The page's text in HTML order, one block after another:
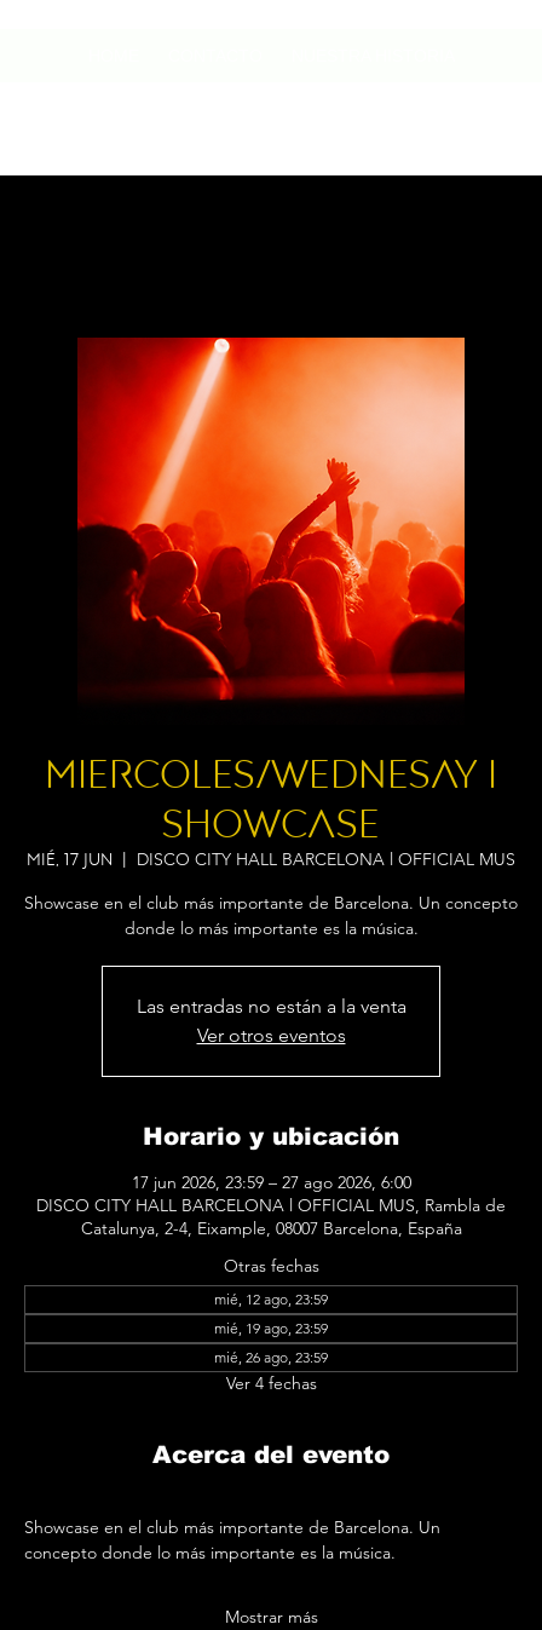
MIERCOLES/WEDNESAY I
showcase
mié, 17 jun
DISCO CITY HALL BARCELONA l OFFICIAL MUS
Showcase en el club más importante de Barcelona. Un concepto
donde lo más importante es la música.
Las entradas no están a la venta
Ver otros eventos
Horario y ubicación
17 jun 2026, 23:59 – 27 ago 2026, 6:00
DISCO CITY HALL BARCELONA l OFFICIAL MUS, Rambla de
Catalunya, 2-4, Eixample, 08007 Barcelona, España
Otras fechas
mié, 12 ago, 23:59
mié, 19 ago, 23:59
mié, 26 ago, 23:59
Ver 4 fechas
Acerca del evento
Showcase en el club más importante de Barcelona. Un
concepto donde lo más importante es la música.
Mostrar más